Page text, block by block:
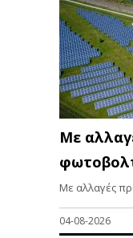
Με
Με αλλαγές
04-08-2026